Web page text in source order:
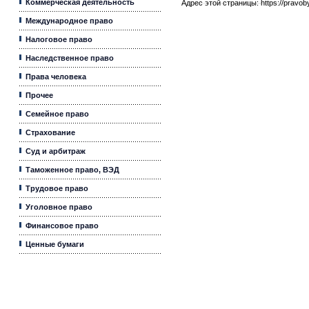
Коммерческая деятельность
Международное право
Налоговое право
Наследственное право
Права человека
Прочее
Семейное право
Страхование
Суд и арбитраж
Таможенное право, ВЭД
Трудовое право
Уголовное право
Финансовое право
Ценные бумаги
Адрес этой страницы: https://